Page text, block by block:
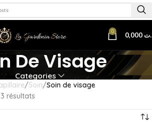
0
De Visage
Categories
Soin Soin de visage
résultats